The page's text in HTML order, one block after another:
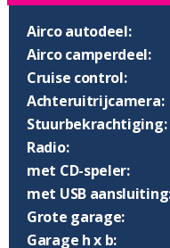
Airco autodeel:
Airco camperdeel:
Cruise control:
Achteruitrijcamera:
Stuurbekrachtiging:
Radio:
met CD-speler:
met USB
Grote garage:
Garage h x b: